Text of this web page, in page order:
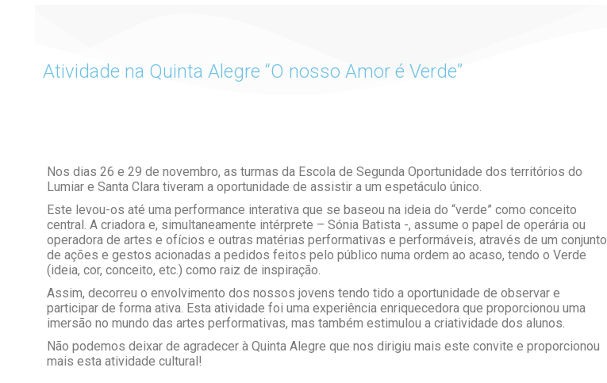
Atividade na Quinta Alegre “O nosso Amor é Verde”
Nos dias 26 e 29 de novembro, as turmas da Escola de Segunda Oportunidade dos territórios do
Lumiar e Santa Clara tiveram a oportunidade de assistir a um espetáculo único.
Este levou-os até uma performance interativa que se baseou na ideia do “verde” como conceito
central. A criadora e, simultaneamente intérprete – Sónia Batista -, assume o papel de operária ou
operadora de artes e ofícios e outras matérias performativas e performáveis, através de um conjunto
de ações e gestos acionadas a pedidos feitos pelo público numa ordem ao acaso, tendo o Verde
(ideia, cor, conceito, etc.) como raiz de inspiração
Assim, decorreu o envolvimento dos nossos jovens tendo tido a oportunidade de observar e
participar de forma ativa. Esta atividade foi uma experiência enriquecedora que proporcionou uma
imersão no mundo das artes performativas, mas também estimulou a criatividade dos alunos.
Não podemos deixar de agradecer à Quinta Alegre que nos dirigiu mais este convite e proporcionou
mais esta atividade cultural!